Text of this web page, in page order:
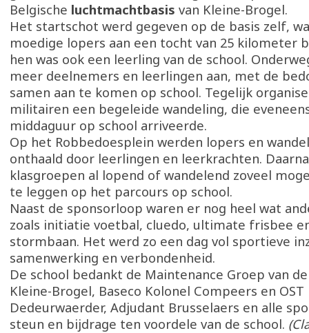
Belgische luchtmachtbasis van Kleine-Brogel.
Het startschot werd gegeven op de basis zelf,
moedige lopers aan een tocht van 25 kilometer
hen was ook een leerling van de school.
meer deelnemers en leerlingen aan, met de
samen aan te komen op school. Tegelijk
militairen een begeleide wandeling, die
middaguur op school arriveerde.
Op het Robbedoesplein werden lopers en
onthaald door leerlingen en leerkrachten.
klasgroepen al lopend of wandelend zoveel
te leggen op het parcours op school.
Naast de sponsorloop waren er nog heel wat
zoals initiatie voetbal, cluedo, ultimate frisbee
stormbaan. Het werd zo een dag vol sportieve
samenwerking en verbondenheid.
De school bedankt de Maintenance Groep van
Kleine-Brogel, Baseco Kolonel Compeers en OST
Dedeurwaerder, Adjudant Brusselaers en alle
steun en bijdrage ten voordele van de school.